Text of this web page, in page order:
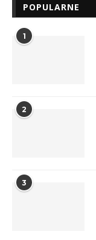
POPULARNE
1
2
3